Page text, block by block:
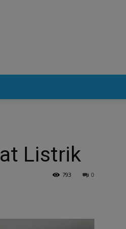
Listrik
0
793